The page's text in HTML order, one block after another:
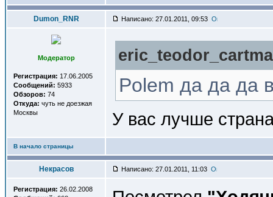
Dumon_RNR Написано: 27.01.2011, 09:53
Модератор
Регистрация: 17.06.2005
Сообщений: 5933
Обзоров: 74
Откуда: чуть не доезжая
Москвы
Polem да да да
У вас лучше
В начало страницы
Некрасов Написано: 27.01.2011, 11:03
Регистрация: 26.02.2008